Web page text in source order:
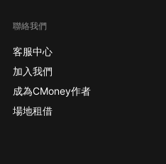
聯絡我們
客服中心
加入我們
成為CMoney作者
場地租借